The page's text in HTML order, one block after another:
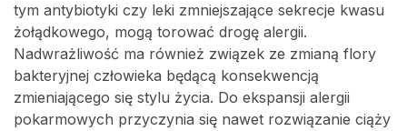
tym antybiotyki czy leki zmniejszające sekrecje kwasu
żołądkowego, mogą torować drogę alergii.
Nadwrażliwość ma również związek ze zmianą flory
bakteryjnej człowieka będącą konsekwencją
zmieniającego się stylu życia. Do ekspansji alergii
pokarmowych przyczynia się nawet rozwiązanie ciąży